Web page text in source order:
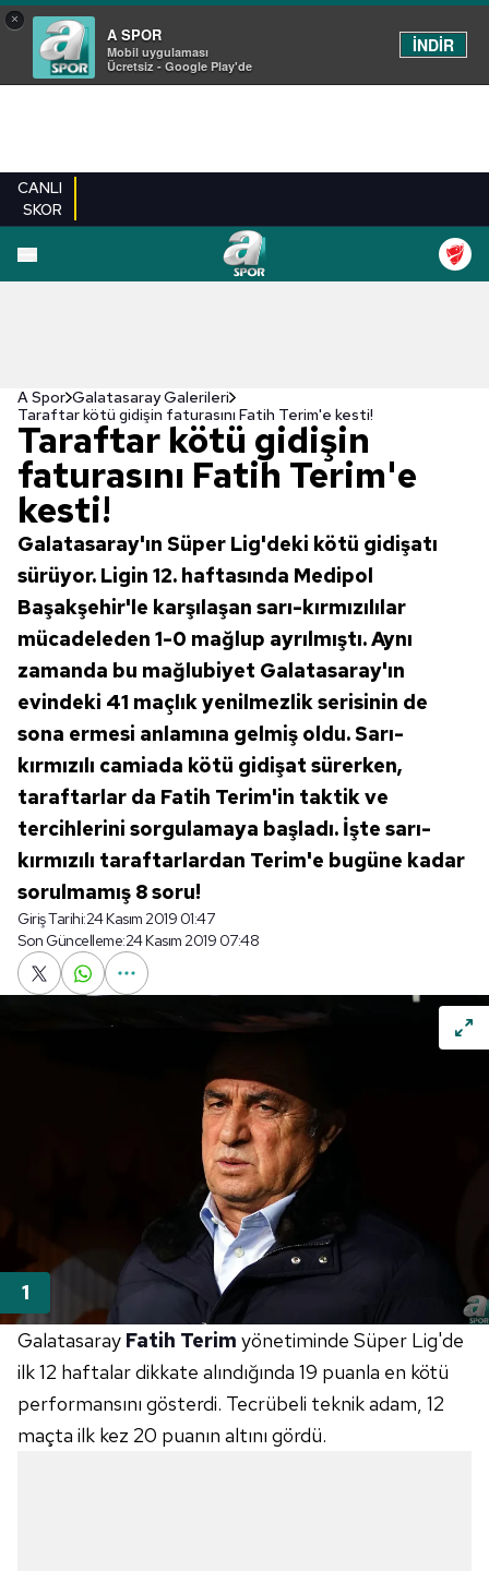
×
A SPOR
Mobil uygulaması
Ücretsiz - Google Play'de
İNDİR
CANLI
SKOR
EN YENILER
A Spor Galatasaray Galerileri
Taraftar kötü gidişin faturasını Fatih Terim'e kesti!
Taraftar kötü gidişin
faturasını Fatih Terim'e
kesti!
Galatasaray'ın Süper Lig'deki kötü gidişatı
sürüyor. Ligin 12. haftasında Medipol
Başakşehir'le karşılaşan sarı-kırmızılılar
mücadeleden 1-0 mağlup ayrılmıştı. Aynı
zamanda bu mağlubiyet Galatasaray'ın
evindeki 41 maçlık yenilmezlik serisinin de
sona ermesi anlamına gelmiş oldu. Sarı-
kırmızılı camiada kötü gidişat sürerken,
taraftarlar da Fatih Terim'in taktik ve
tercihlerini sorgulamaya başladı. İşte sarı-
kırmızılı taraftarlardan Terim'e bugüne kadar
sorulmamış 8 soru!
Giriş Tarihi:24 Kasım 2019 01:47
Son Güncelleme:24 Kasım 2019 07:48
Galatasaray Fatih Terim yönetiminde Süper Lig'de
ilk 12 haftalar dikkate alındığında 19 puanla en kötü
performansını gösterdi. Tecrübeli teknik adam, 12
maçta ilk kez 20 puanın altını gördü.